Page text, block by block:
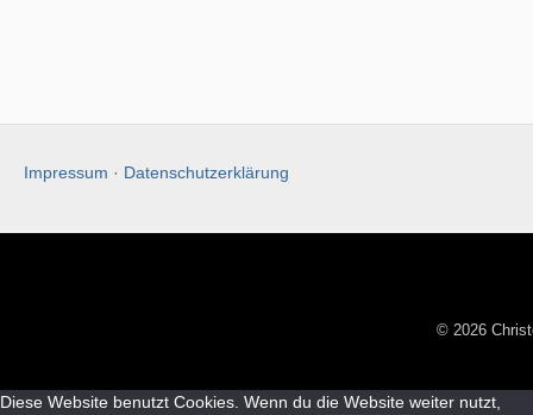
Impressum · Datenschutzerklärung
© 2026
Diese Website benutzt Cookies. Wenn du die Website weiter nutzt,